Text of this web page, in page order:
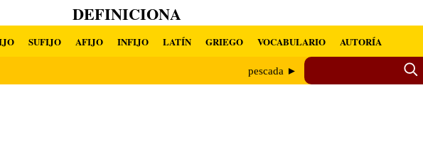
DEFINICIONA
SUFIJO AFIJO INFIJO LATÍN GRIEGO VOCABULARIO AUTORÍA
pescada ►